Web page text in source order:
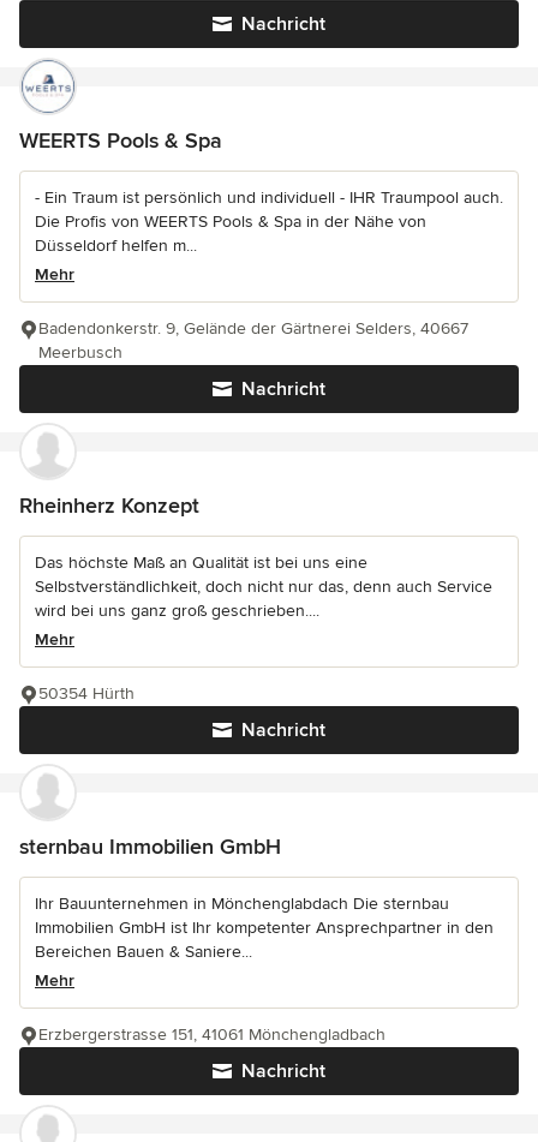
Nachricht
WEERTS Pools & Spa
- Ein Traum ist persönlich und individuell - IHR Traumpool auch.
Die Profis von WEERTS Pools & Spa in der Nähe von
Düsseldorf helfen m...
Mehr
Nachricht
Badendonkerstr. 9, Gelände der Gärtnerei Selders, 40667
Meerbusch
Rheinherz Konzept
Das höchste Maß an Qualität ist bei uns eine
Selbstverständlichkeit, doch nicht nur das, denn auch Service
wird bei uns ganz groß geschrieben....
Mehr
Nachricht
50354 Hürth
sternbau Immobilien GmbH
Ihr Bauunternehmen in Mönchenglabdach Die sternbau
Immobilien GmbH ist Ihr kompetenter Ansprechpartner in den
Bereichen Bauen & Saniere...
Mehr
Nachricht
Erzbergerstrasse 151, 41061 Mönchengladbach